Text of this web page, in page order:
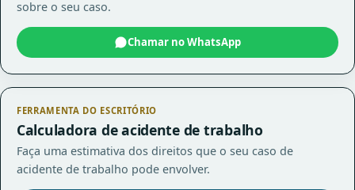
sobre o seu caso.
Chamar no WhatsApp
FERRAMENTA DO ESCRITÓRIO
Calculadora de acidente de trabalho
Faça uma estimativa dos direitos que o seu caso de
acidente de trabalho pode envolver.